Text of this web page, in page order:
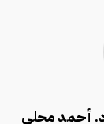
أحمد محلي